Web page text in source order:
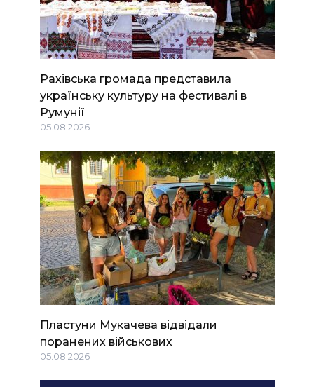
Рахівська громада представила
українську культуру на фестивалі в
Румунії
05.08.2026
Пластуни Мукачева відвідали
поранених військових
05.08.2026